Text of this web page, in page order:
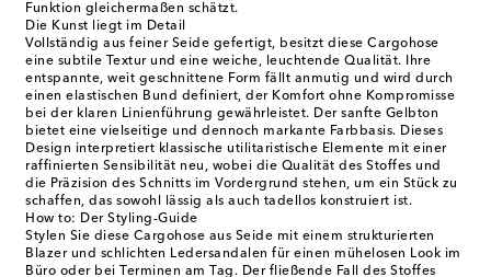
Funktion gleichermaßen schätzt.
Die Kunst liegt im Detail
Vollständig aus feiner Seide gefertigt, besitzt diese Cargohose
eine subtile Textur und eine weiche, leuchtende Qualität. Ihre
entspannte, weit geschnittene Form fällt anmutig und wird durch
einen elastischen Bund definiert, der Komfort ohne Kompromisse
bei der klaren Linienführung gewährleistet. Der sanfte Gelbton
bietet eine vielseitige und dennoch markante Farbbasis. Dieses
Design interpretiert klassische utilitaristische Elemente mit einer
raffinierten Sensibilität neu, wobei die Qualität des Stoffes und
die Präzision des Schnitts im Vordergrund stehen, um ein Stück zu
schaffen, das sowohl lässig als auch tadellos konstruiert ist.
How to: Der Styling-Guide
Stylen Sie diese Cargohose aus Seide mit einem strukturierten
Blazer und schlichten Ledersandalen für einen mühelosen Look im
Büro oder bei Terminen am Tag. Der fließende Fall des Stoffes